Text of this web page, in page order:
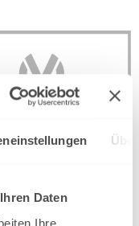
Daten
Ihre